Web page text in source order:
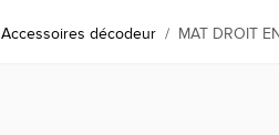
Accessoires décodeur / MAT DROIT